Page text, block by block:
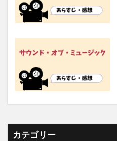
カテゴリー